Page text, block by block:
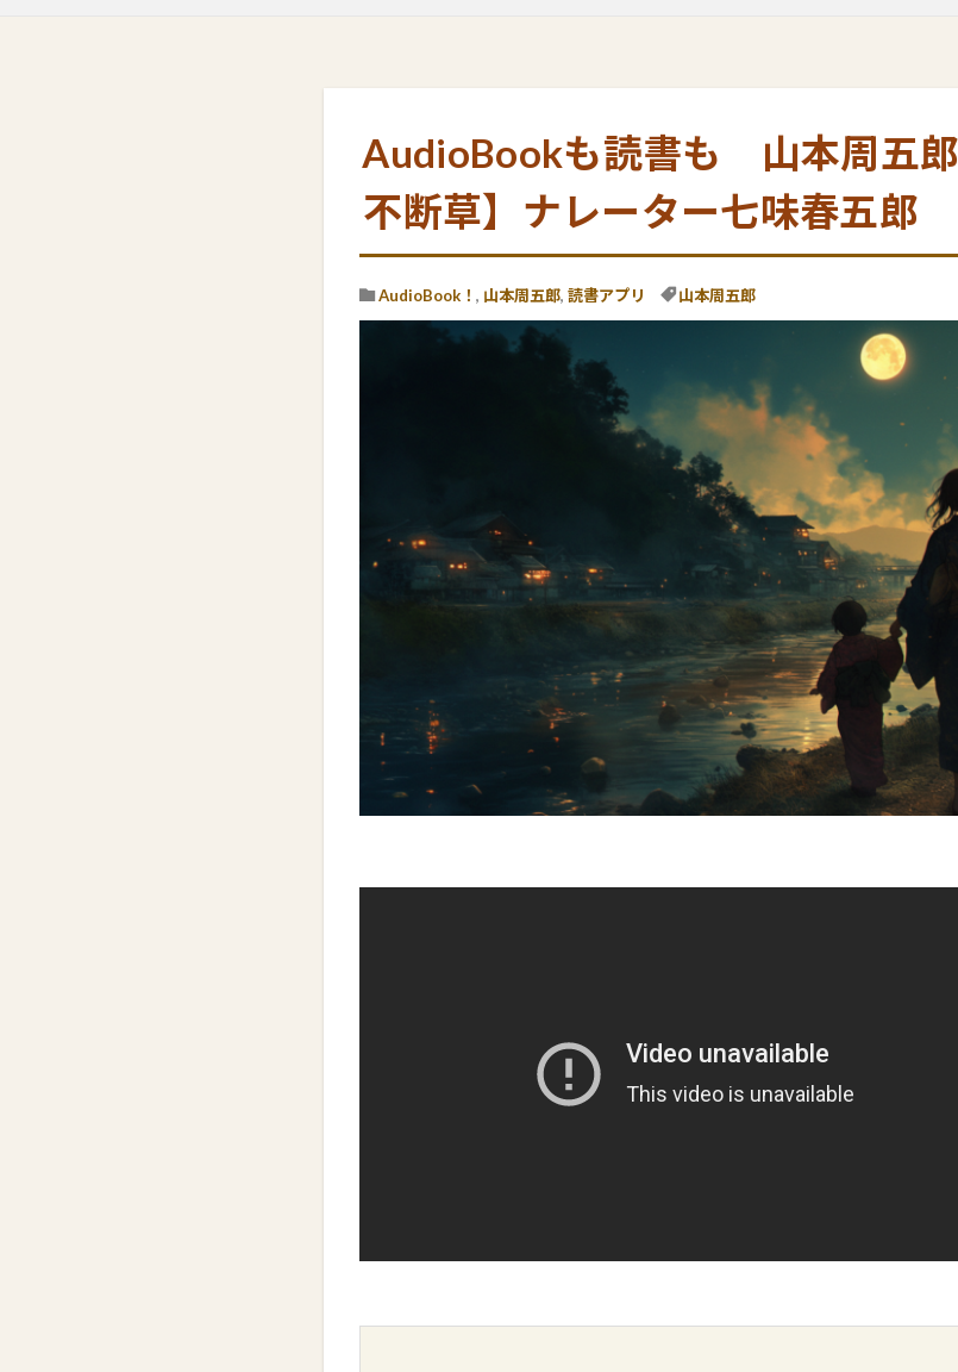
AudioBookも読書も 山本周五
不断草】ナレーター七味春五郎
AudioBook！ , 山本周五郎, 読書アプリ 山本周五郎